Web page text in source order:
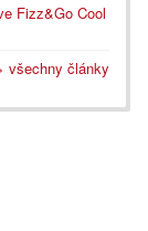
Fizz&Go Cool
všechny články